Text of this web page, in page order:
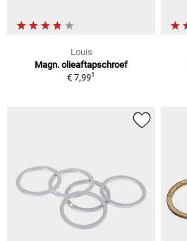
Louis
Magn. olieaftapschroef
€ 7,991